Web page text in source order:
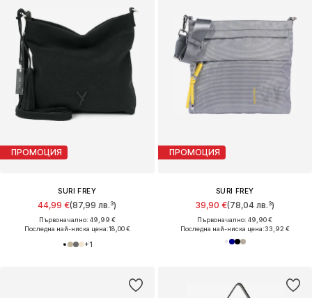
ПРОМОЦИЯ
SURI FREY
44,99 €(87,99 лв.³)
Първоначално: 49,99 €
Последна най-ниска цена:18,00 €
+1
ПРОМОЦИЯ
SURI FREY
39,90 €(78,04 лв.³)
Първоначално: 49,90 €
Последна най-ниска цена:33,92 €